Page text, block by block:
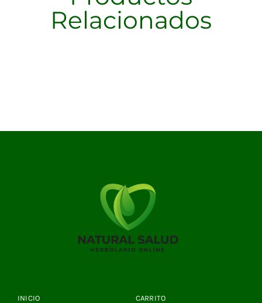
Relacionados
INICIO CARRITO